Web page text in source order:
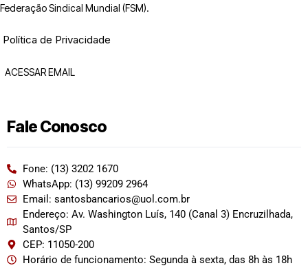
Federação Sindical Mundial (FSM).
Política de Privacidade
ACESSAR EMAIL
Fale Conosco
Fone: (13) 3202 1670
WhatsApp: (13) 99209 2964
Email: santosbancarios@uol.com.br
Endereço: Av. Washington Luís, 140 (Canal 3) Encruzilhada,
Santos/SP
CEP: 11050-200
Horário de funcionamento: Segunda à sexta, das 8h às 18h